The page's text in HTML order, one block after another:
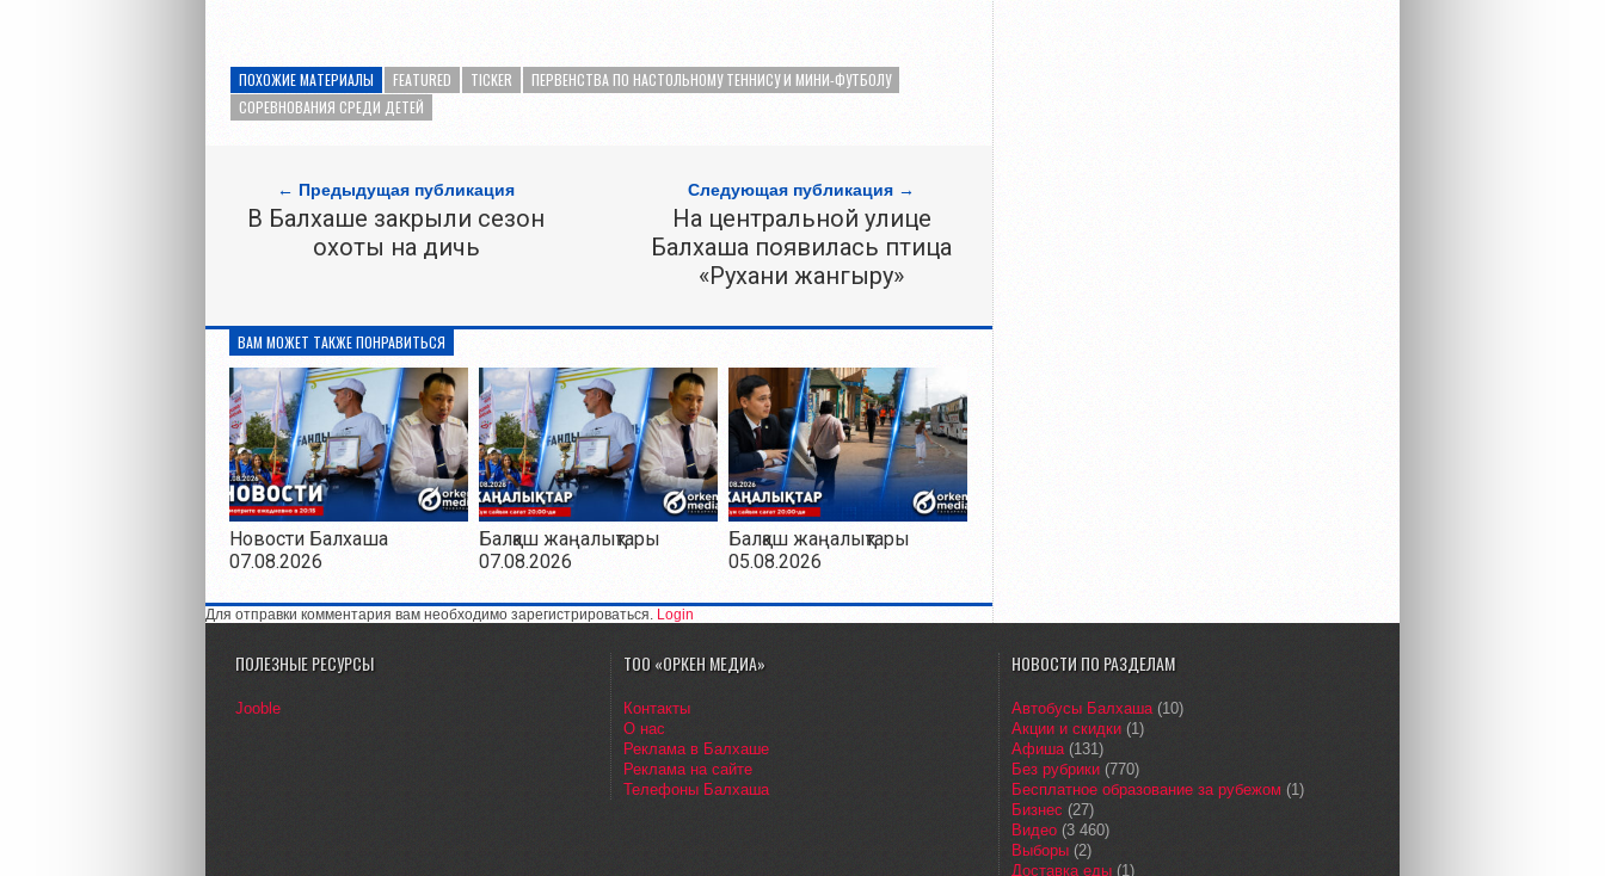
ПОХОЖИЕ МАТЕРИАЛЫ FEATURED TICKER
ПЕРВЕНСТВА ПО НАСТОЛЬНОМУ ТЕННИСУ И МИНИ-ФУТБОЛУ
СОРЕВНОВАНИЯ СРЕДИ ДЕТЕЙ
← Предыдущая публикация
В Балхаше закрыли сезон
охоты на дичь
Следующая публикация →
На центральной улице
Балхаша появилась птица
«Рухани жангыру»
ВАМ МОЖЕТ ТАКЖЕ ПОНРАВИТЬСЯ
Новости Балхаша
07.08.2026
Балқаш жаңалықтары
07.08.2026
Балқаш жаңалықтары
05.08.2026
Для отправки комментария вам необходимо зарегистрироваться. Login
ПОЛЕЗНЫЕ РЕСУРСЫ
Jooble
ТОО «ОРКЕН МЕДИА»
Контакты
О нас
Реклама в Балхаше
Реклама на сайте
Телефоны Балхаша
НОВОСТИ ПО РАЗДЕЛАМ
Автобусы Балхаша(10)
Акции и скидки (1)
Афиша(131)
Без рубрики (770)
Бесплатное образование за рубежом (1)
Бизнес (27)
Видео (3 460)
Выборы (2)
Доставка еды (1)